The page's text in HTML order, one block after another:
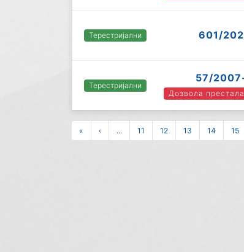
Терестријални 601/
Терестријални
57/
Дозвола
« ‹ ... 11 12 13 14 15